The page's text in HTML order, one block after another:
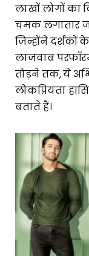
लाखों लोगों का
चमक लगातार
जिन्होंने दर्शकों
लाजवाब
तोड़ने तक, ये
लोकप्रियता
बताते हैं।